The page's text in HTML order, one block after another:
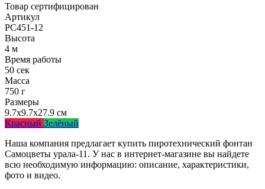
Товар сертифицирован
Артикул
РС451-12
Высота
4 м
Время работы
50 сек
Масса
750 г
Размеры
9.7x9.7x27.9 см
Красный Зелёный
Наша компания предлагает купить пиротехнический фонтан
Самоцветы урала-11. У нас в интернет-магазине вы найдете
всю необходимую информацию: описание, характеристики,
фото и видео.